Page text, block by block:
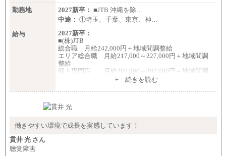
勤務地
2027新卒： ■JTB 沖縄を除…
中途： ①埼玉、千葉、東京、神…
給与
2027新卒：
■(株)JTB
総合職 月給242,000円＋地域間調整給
エリア総合職 月給217,000～227,000円＋地域間調
整給
個人専門職 月給202,000～202,000円＋地域間調
総合職 月給208,000～235,000円
※詳細はJTBキャリアサイトよりご確認ください。
+ 続きを読む
働きやすい環境で成長を実感しています！
貫井 光 さん
聴覚障害